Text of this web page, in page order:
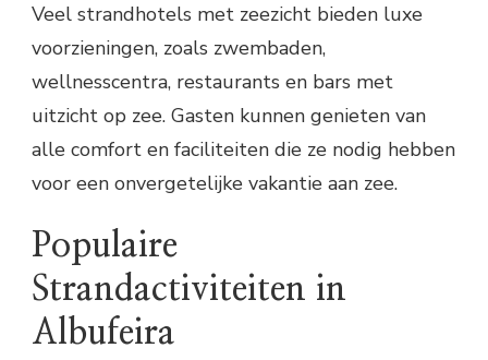
Veel strandhotels met zeezicht bieden luxe
voorzieningen, zoals zwembaden,
wellnesscentra, restaurants en bars met
uitzicht op zee. Gasten kunnen genieten van
alle comfort en faciliteiten die ze nodig hebben
voor een onvergetelijke vakantie aan zee.
Populaire
Strandactiviteiten in
Albufeira